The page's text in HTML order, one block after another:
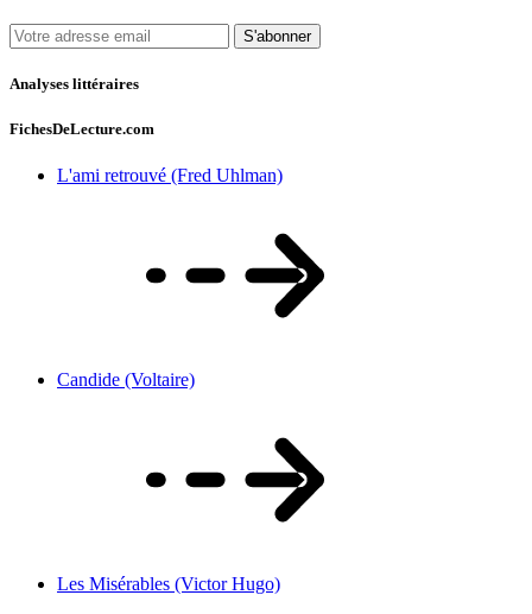
S'abonner
Analyses littéraires
FichesDeLecture.com
L'ami retrouvé (Fred Uhlman)
Candide (Voltaire)
Les Misérables (Victor Hugo)